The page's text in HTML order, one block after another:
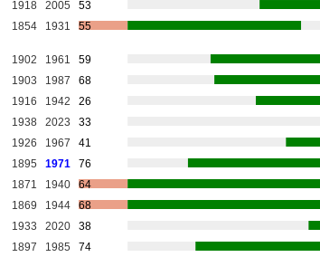
1918 2005
53
1854 1931 55
1902 1961
59
1903 1987
68
1916 1942
26
1938 2023
33
1926 1967
41
1895 1971
76
1871 1940
64
1869 1944
68
1933 2020
38
1897 1985
74